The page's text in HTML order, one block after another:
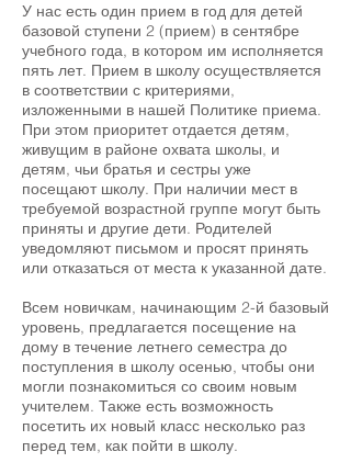
У нас есть один прием в год для детей
базовой ступени 2 (прием) в сентябре
учебного года, в котором им исполняется
пять лет. Прием в школу осуществляется
в соответствии с критериями,
изложенными в нашей Политике приема.
При этом приоритет отдается детям,
живущим в районе охвата школы, и
детям, чьи братья и сестры уже
посещают школу. При наличии мест в
требуемой возрастной группе могут быть
приняты и другие дети. Родителей
уведомляют письмом и просят принять
или отказаться от места к указанной дате.
Всем новичкам, начинающим 2-й базовый
уровень, предлагается посещение на
дому в течение летнего семестра до
поступления в школу осенью, чтобы они
могли познакомиться со своим новым
учителем. Также есть возможность
посетить их новый класс несколько раз
перед тем, как пойти в школу.